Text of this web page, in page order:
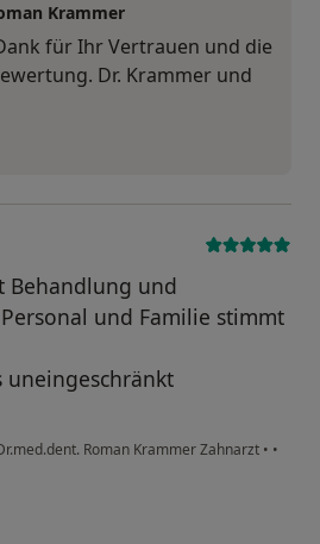
Krammer
für Ihr Vertrauen und die
Dr. Krammer und
Behandlung und
und Familie stimmt
uneingeschränkt
Roman Krammer Zahnarzt • •